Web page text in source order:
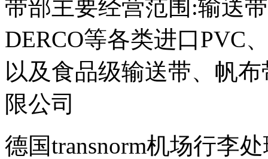
带部主要经营范围:输送
DERCO等各类进口PVC
以及食品级输送带、帆
限公司
德国transnorm机场行李